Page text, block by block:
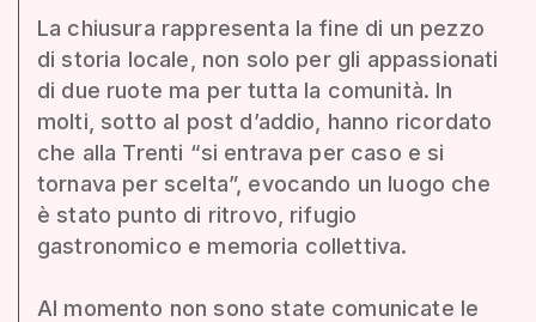
La chiusura rappresenta la fine di un pezzo
di storia locale, non solo per gli appassionati
di due ruote ma per tutta la comunità. In
molti, sotto al post d’addio, hanno ricordato
che alla Trenti “si entrava per caso e si
tornava per scelta”, evocando un luogo che
è stato punto di ritrovo, rifugio
gastronomico e memoria collettiva.
Al momento non sono state comunicate le